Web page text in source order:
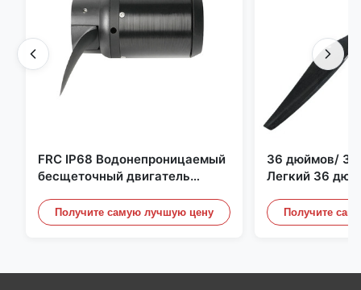
FRC IP68 Водонепроницаемый
бесщеточный двигатель
4 кВт 45 кг Упор для лодки для
серфинга Подводное
Получите самую лучшую цену
36 дюймов/
Легкий 36
Пропеллерные
Дронного
Получите